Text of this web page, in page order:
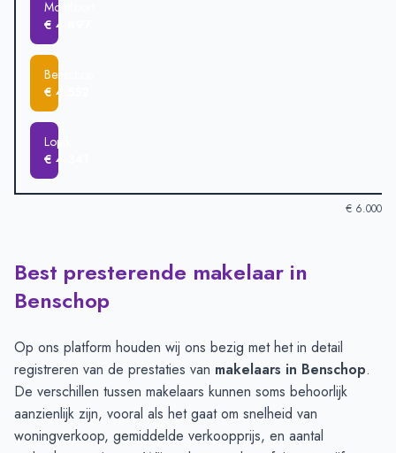
Montfoort
€ 4.897
Benschop
€ 4.552
Lopik
€ 4.341
€ 6.000
Verkoopprijzen in andere plaatsen per m2-Afgelopen 3
Plaats
Oudewater
Nieuwegein
Polsbroek
€ 5.115
IJsselstein
€ 5.054
Montfoort
€ 4.897
Benschop
€ 4.552
Best presterende makelaar in
Benschop
Op ons platform houden wij ons bezig met het in detail
registreren van de prestaties van makelaars in Benschop.
De verschillen tussen makelaars kunnen soms behoorlijk
aanzienlijk zijn, vooral als het gaat om snelheid van
woningverkoop, gemiddelde verkoopprijs, en aantal